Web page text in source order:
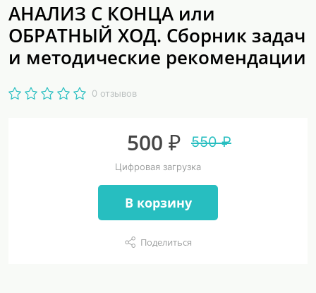
АНАЛИЗ C КОНЦА или
ОБРАТНЫЙ ХОД. Сборник задач
и методические рекомендации
0 отзывов
500 ₽ 550 ₽
Цифровая загрузка
В корзину
Поделиться